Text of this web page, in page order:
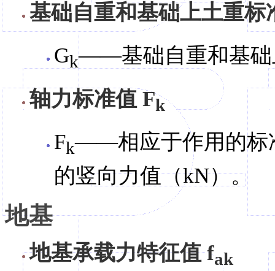
基础自重和基础上土重标
Gk——基础自重和基础
轴力标准值 Fk
Fk——相应于作用的标
的竖向力值（kN）。
地基
地基承载力特征值 fak